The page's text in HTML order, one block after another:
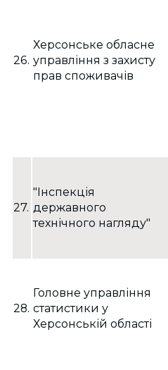
26.
Херсонське обласне
управління з захисту
прав споживачів
27.
"Інспекція
державного
технічного нагляду"
28.
Головне управління
статистики у
Херсонській області